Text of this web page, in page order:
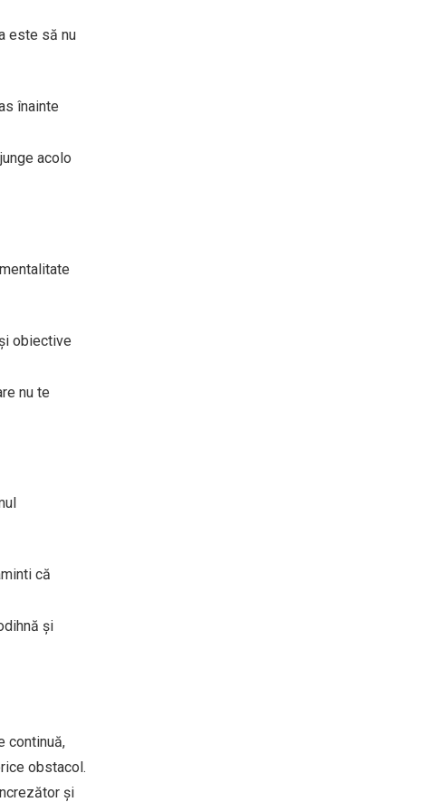
este să nu
înainte
acolo
obiective
nu te
că
și
continuă,
obstacol.
și